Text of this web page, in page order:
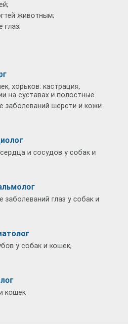
животным;
глаз;
хорьков: кастрация,
на суставах и полостные
заболеваний шерсти и кожи
и сосудов у собак и
заболеваний глаз у собак и
у собак и кошек,
кошек